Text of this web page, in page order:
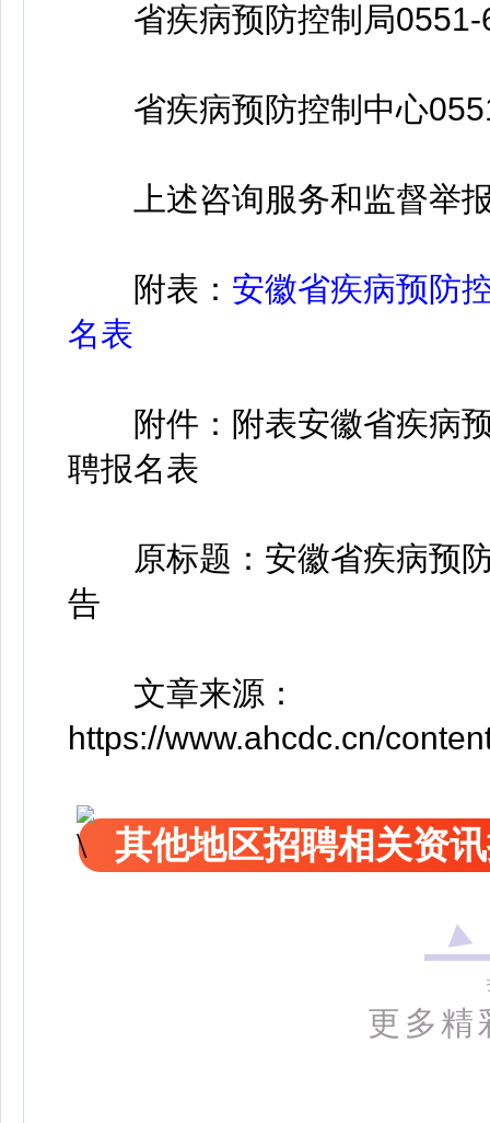
省疾病预防控制局0551-
省疾病预防控制中心
上述咨询服务和监督举报
附表： 安徽省疾病预防
名表
附件：附表安徽省疾病预
聘报名表
原标题：安徽省疾病预防
告
文章来源：
https://www.ahcdc.cn/
其他地区招聘相关资
更多精